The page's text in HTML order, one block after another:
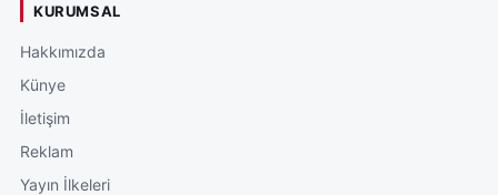
KURUMSAL
Hakkımızda
Künye
İletişim
Reklam
Yayın İlkeleri